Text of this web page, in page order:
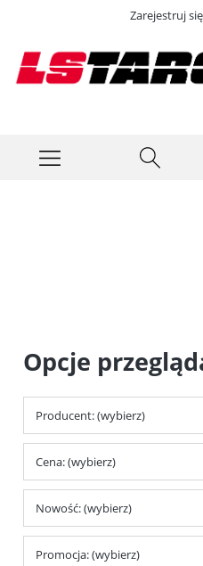
Zarejestruj się
Opcje
Producent: (wybierz)
Cena: (wybierz)
Nowość: (wybierz)
Promocja: (wybierz)